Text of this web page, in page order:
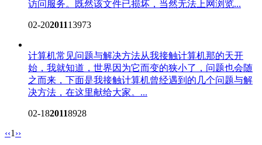
访问服务。既然该文件已损坏，当然无法上网浏览...
02-20201113973
计算机常见问题与解决方法从我接触计算机那的天开
始，我就知道，世界因为它而变的狭小了，问题也会随
之而来，下面是我接触计算机曾经遇到的几个问题与解
决方法，在这里献给大家。...
02-1820118928
‹‹1 ››